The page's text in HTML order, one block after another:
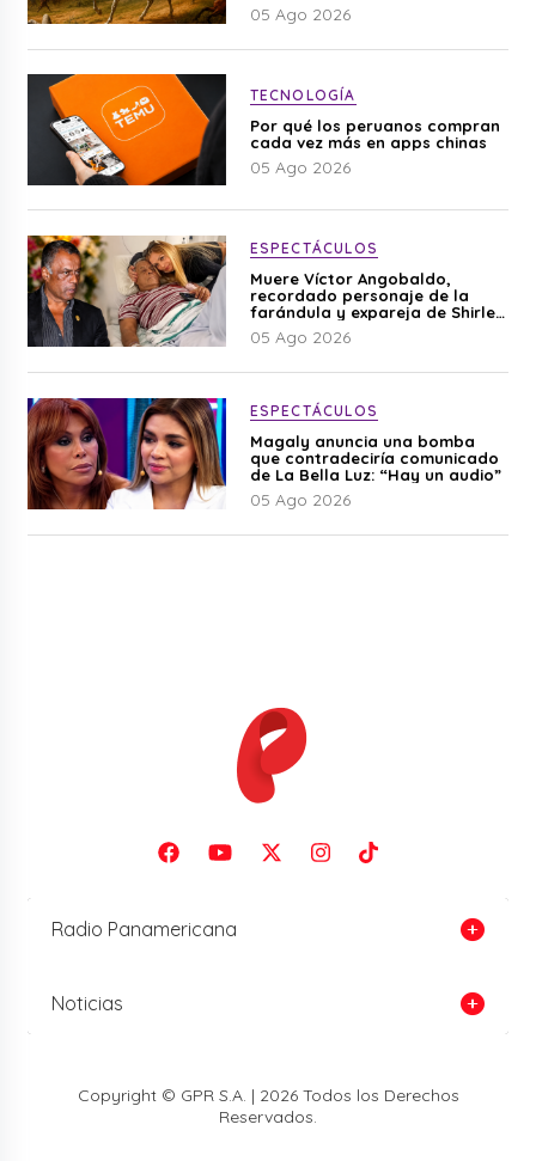
05 Ago 2026
TECNOLOGÍA
Por qué los peruanos compran
cada vez más en apps chinas
05 Ago 2026
ESPECTÁCULOS
Muere Víctor Angobaldo,
recordado personaje de la
farándula y expareja de Shirley
Cherres
05 Ago 2026
ESPECTÁCULOS
Magaly anuncia una bomba
que contradeciría comunicado
de La Bella Luz: “Hay un audio”
05 Ago 2026
Radio Panamericana
Noticias
Copyright © GPR S.A. | 2026 Todos los Derechos
Reservados.